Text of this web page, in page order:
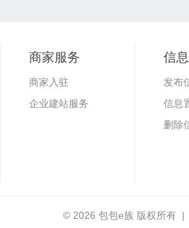
商家服务
商家入驻
企业建站服务
信
发布
信息
删除
© 2026 包包e族版权所有 |